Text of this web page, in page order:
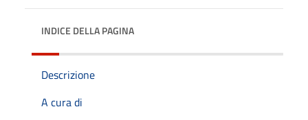
INDICE DELLA PAGINA
Descrizione
A cura di